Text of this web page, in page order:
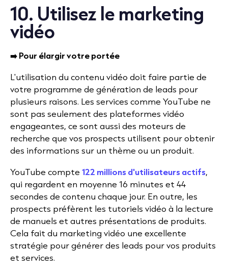
10. Utilisez le marketing
vidéo
➡️ Pour élargir votre portée
L'utilisation du contenu vidéo doit faire partie de
votre programme de génération de leads pour
plusieurs raisons. Les services comme YouTube ne
sont pas seulement des plateformes vidéo
engageantes, ce sont aussi des moteurs de
recherche que vos prospects utilisent pour obtenir
des informations sur un thème ou un produit.
YouTube compte 122 millions d'utilisateurs actifs,
qui regardent en moyenne 16 minutes et 44
secondes de contenu chaque jour. En outre, les
prospects préfèrent les tutoriels vidéo à la lecture
de manuels et autres présentations de produits.
Cela fait du marketing vidéo une excellente
stratégie pour générer des leads pour vos produits
et services.